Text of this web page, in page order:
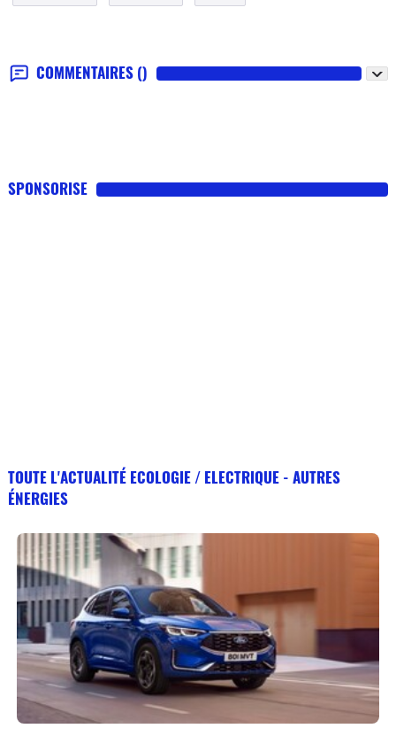
COMMENTAIRES ()
SPONSORISE
TOUTE L'ACTUALITÉ ECOLOGIE / ELECTRIQUE - AUTRES
ÉNERGIES